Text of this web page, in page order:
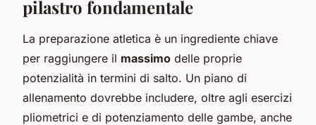
pilastro fondamentale
La preparazione atletica è un ingrediente chiave
per raggiungere il massimo delle proprie
potenzialità in termini di salto. Un piano di
allenamento dovrebbe includere, oltre agli esercizi
pliometrici e di potenziamento delle gambe, anche